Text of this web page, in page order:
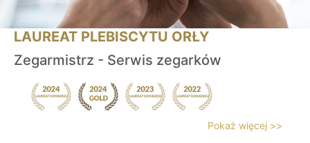
LAUREAT PLEBISCYTU ORŁY
Zegarmistrz - Serwis zegarków
Pokaż więcej >>